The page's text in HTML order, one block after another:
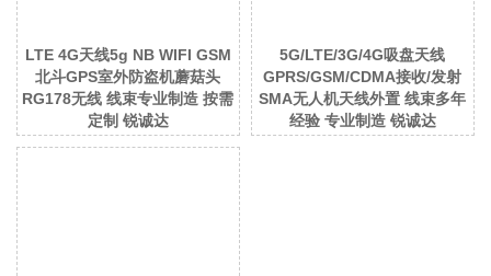
LTE 4G天线5g NB WIFI GSM
北斗GPS室外防盗机蘑菇头
RG178无线 线束专业制造 按需
定制 锐诚达
5G/LTE/3G/4G吸盘天线
GPRS/GSM/CDMA接收/发射
SMA无人机天线外置 线束多年
经验 专业制造 锐诚达